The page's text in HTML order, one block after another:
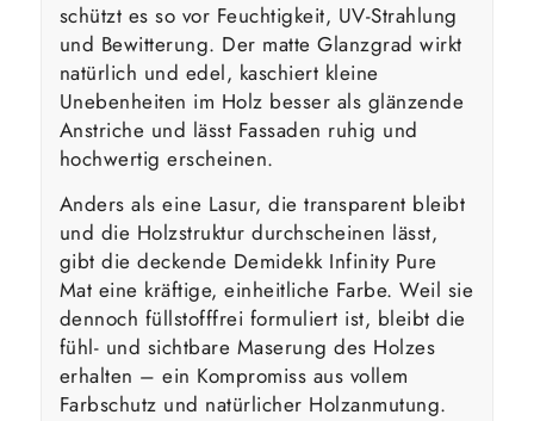
schützt es so vor Feuchtigkeit, UV-Strahlung
und Bewitterung. Der matte Glanzgrad wirkt
natürlich und edel, kaschiert kleine
Unebenheiten im Holz besser als glänzende
Anstriche und lässt Fassaden ruhig und
hochwertig erscheinen.
Anders als eine Lasur, die transparent bleibt
und die Holzstruktur durchscheinen lässt,
gibt die deckende Demidekk Infinity Pure
Mat eine kräftige, einheitliche Farbe. Weil sie
dennoch füllstofffrei formuliert ist, bleibt die
fühl- und sichtbare Maserung des Holzes
erhalten – ein Kompromiss aus vollem
Farbschutz und natürlicher Holzanmutung.